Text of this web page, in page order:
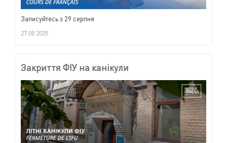
Записуйтесь з 29 серпня
27.08.2025
Закриття ФІУ на канікули